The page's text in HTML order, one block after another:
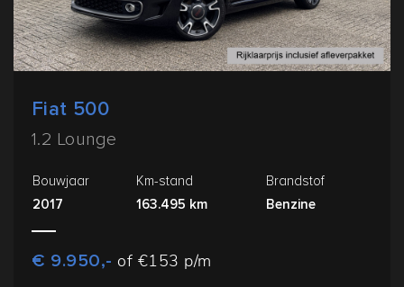
Fiat 500
1.2 Lounge
Bouwjaar
2017
Km-stand
163.495 km
Brandstof
Benzine
€ 9.950,- of €153 p/m